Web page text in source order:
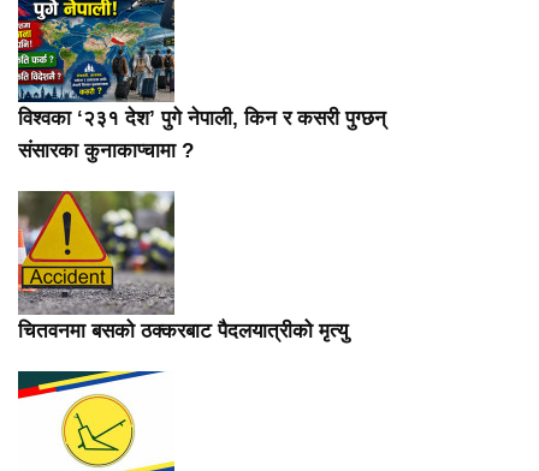
विश्वका ‘२३१ देश’ पुगे नेपाली, किन र कसरी पुग्छन्
संसारका कुनाकाप्चामा ?
चितवनमा बसको ठक्करबाट पैदलयात्रीको मृत्यु